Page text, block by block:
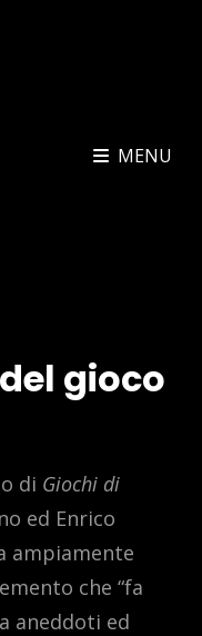
MENU
gioco
di Giochi di
ed Enrico
ampiamente
che “fa
aneddoti ed